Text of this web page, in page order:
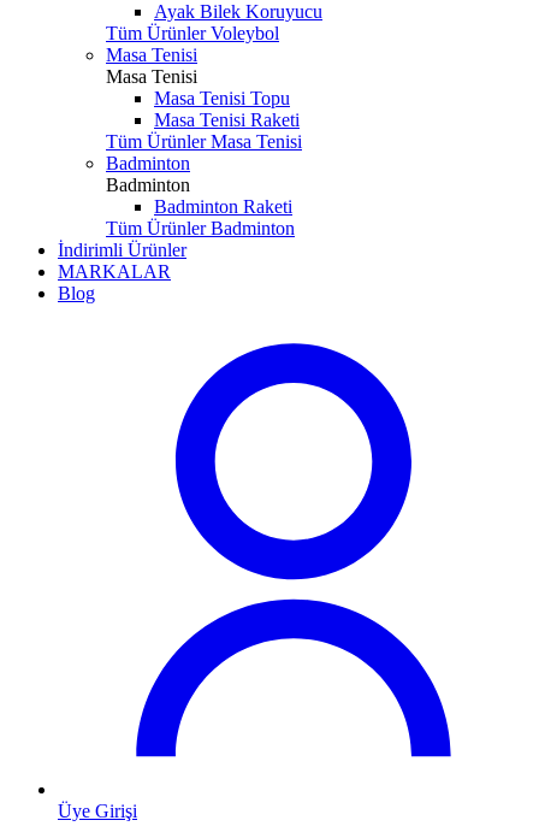
Ayak Bilek Koruyucu
Tüm Ürünler Voleybol
Masa Tenisi
Masa Tenisi
Masa Tenisi Topu
Masa Tenisi Raketi
Tüm Ürünler Masa Tenisi
Badminton
Badminton
Badminton Raketi
Tüm Ürünler Badminton
İndirimli Ürünler
MARKALAR
Blog
Üye Girişi